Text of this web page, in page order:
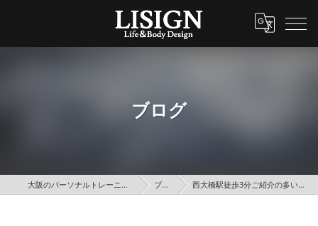
ブログ
大阪のパーソナルトレーニングはLISIGN ブログ 西大橋駅徒歩3分ご紹介の多いパーソナルジム